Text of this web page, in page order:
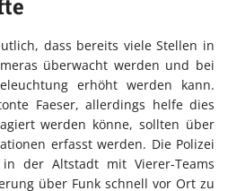
dass bereits viele Stellen in
überwacht werden und bei
erhöht werden kann.
Faeser, allerdings helfe dies
werden könne, sollten über
erfasst werden. Die Polizei
der Altstadt mit Vierer-Teams
über Funk schnell vor Ort zu